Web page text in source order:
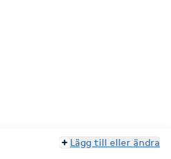
Lägg till eller ändra